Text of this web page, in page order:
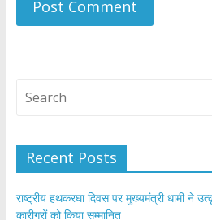
Recent Posts
राष्ट्रीय हथकरघा दिवस पर मुख्यमंत्री धामी ने
कारीगरों को किया सम्मानित